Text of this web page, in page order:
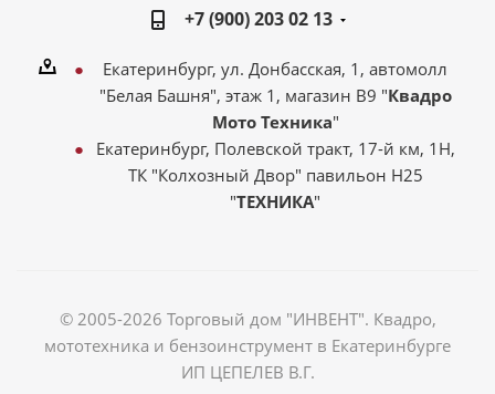
+7 (900) 203 02 13
Екатеринбург, ул. Донбасская, 1, автомолл
"Белая Башня", этаж 1, магазин В9 "Квадро
Мото Техника"
Екатеринбург, Полевской тракт, 17-й км, 1Н,
ТК "Колхозный Двор" павильон Н25
"ТЕХНИКА"
© 2005-2026 Торговый дом "ИНВЕНТ". Квадро,
мототехника и бензоинструмент в Екатеринбурге
ИП ЦЕПЕЛЕВ В.Г.